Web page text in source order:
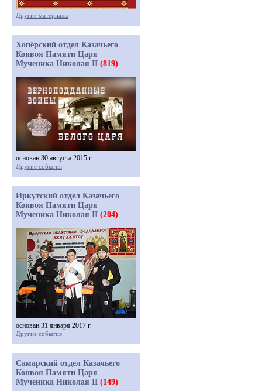
Другие материалы
Хопёрский отдел Казачьего
Конвоя Памяти Царя
Мученика Николая II (819)
основан 30 августа 2015 г.
Другие события
Иркутский отдел Казачьего
Конвоя Памяти Царя
Мученика Николая II (204)
основан 31 января 2017 г.
Другие события
Самарский отдел Казачьего
Конвоя Памяти Царя
Мученика Николая II (149)